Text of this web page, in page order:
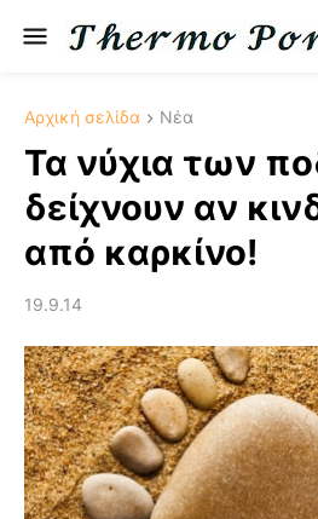
Αρχική σελίδα Νέα
Τα νύχια των
δείχνουν αν
από καρκίνο!
19.9.14